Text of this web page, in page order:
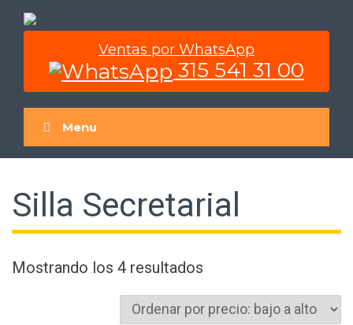
Ventas por WhatsApp
315 541 31 00
Menu
Silla Secretarial
Mostrando los 4 resultados
por
precio: